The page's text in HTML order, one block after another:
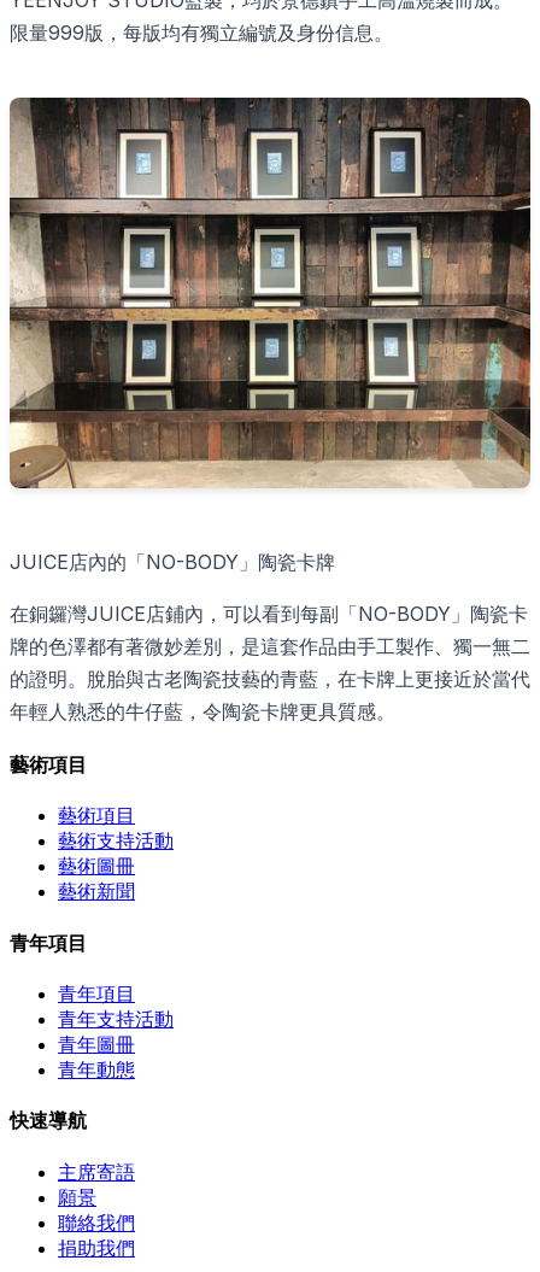
限量999版，每版均有獨立編號及身份信息。
JUICE店內的「NO-BODY」陶瓷卡牌
在銅鑼灣JUICE店鋪內，可以看到每副「NO-BODY」陶瓷卡
牌的色澤都有著微妙差別，是這套作品由手工製作、獨一無二
的證明。脫胎與古老陶瓷技藝的青藍，在卡牌上更接近於當代
年輕人熟悉的牛仔藍，令陶瓷卡牌更具質感。
藝術項目
藝術項目
藝術支持活動
藝術圖冊
藝術新聞
青年項目
青年項目
青年支持活動
青年圖冊
青年動態
快速導航
主席寄語
願景
聯絡我們
捐助我們